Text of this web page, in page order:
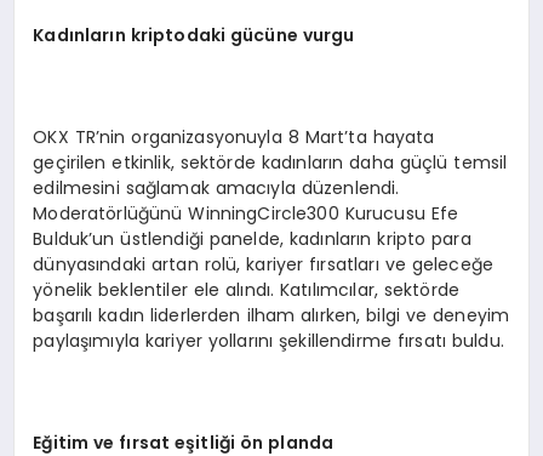
Kadınların kriptodaki gücüne vurgu
OKX TR’nin organizasyonuyla 8 Mart’ta hayata
geçirilen etkinlik, sektörde kadınların daha güçlü temsil
edilmesini sağlamak amacıyla düzenlendi.
Moderatörlüğünü WinningCircle300 Kurucusu Efe
Bulduk’un üstlendiği panelde, kadınların kripto para
dünyasındaki artan rolü, kariyer fırsatları ve geleceğe
yönelik beklentiler ele alındı. Katılımcılar, sektörde
başarılı kadın liderlerden ilham alırken, bilgi ve deneyim
paylaşımıyla kariyer yollarını şekillendirme fırsatı buldu.
Eğitim ve fırsat eşitliği ön planda